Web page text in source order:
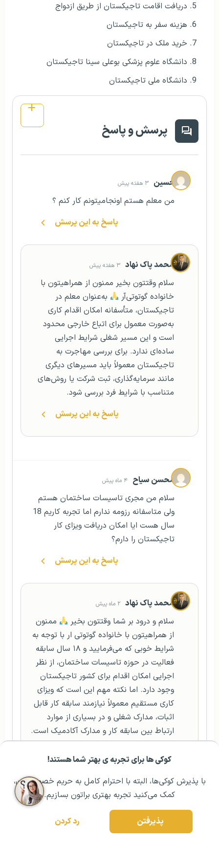
کوکی ها برای تجربه ی بهتر شما هستند!
با پذیرش کوکی‌ها، البته با احترام کامل به حریم خصوصیتون،
کمک می‌کنید تجربه بهتری براتون بسازیم.
پذیرفتن رد کردن
مشــاوره اولیه رایگان: ۰۲۱ ۴۳۰۰۰ ۰۲۱ رزرو مشاوره تخصصی
دریافت اقامت تاجیکستان از طریق ازدواج
هزینه سفر به تاجیکستان
خرید ملک در تاجیکستان
دانشگاه علوم پزشکی بوعلی سینا تاجیکستان
دانشگاه ملی تاجیکستان
پرسش و پاسخ
حسین ۳ هفته پیش
من معلم هستم اونجا‌میتونم کار کنم ؟
پاسخ به این پرسش
محمد پاک نهاد ۳ هفته پیش
سلام وقتتون بخیر ممنون از همراهیتون با
خانواده گو‌تو‌تی‌آر
به‌عنوان معلم در
تاجیکستان، متأسفانه امکان اقدام کاری
به‌صورت معمول برای اتباع خارجی محدود
است و این مسیر شغلی شرایط اجرایی
ساده‌ای ندارد. برای بررسی مهاجرت به
تاجیکستان معمولاً باید مسیرهای دیگری
مانند سرمایه‌گذاری، ثبت شرکت یا روش‌های
متناسب با شرایط فرد بررسی شود.
پاسخ به این پرسش
محسن سیاح ۴ ماه پیش
سلام من مجری تاسیسات ساختمان هستم
ولی متاسفانه رزومه ندارم اما تجربه کاریم 18
سال هست ایا امکان دریافت ویزای کار
تاجیکستان را دارم؟
پاسخ به این پرسش
محمد پاک نهاد ۲ ماه پیش
سلام و درود بر شما وقتتون بخیر
ممنون
از همراهیتون با خانواده گوتوتی ار با توجه به
شرایط خوبی که می‌فرمایید و ۱۸ سال سابقه
فعالیت در حوزه تاسیسات ساختمان، از نظر
اجرایی امکان اقدام برای کشور تاجیکستان
وجود دارد. اما نکته مهم این است که ویزای
کاری مستقیم معمولاً نیازمند سابقه کار قابل
اثبات، مدارک شغلی و در بسیاری از موارد
ارتباط بین سابقه کار و مدارک آکادمیک است.
به همین دلیل برای شرایطی مثل شما، مسیر
ویزای کار مستقیم معمولاً بهترین گزینه
ثبت شرکت، دریافت اقامت و مجوز فعالیت
اقتصادی و سپس ورود به بازار کار این کشور
است. بسیاری از ایرانی‌ها نیز از همین مسیر
استفاده می‌کنند و بعد از دریافت اقامت، در